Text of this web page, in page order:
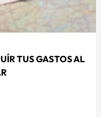
TUS GASTOS AL